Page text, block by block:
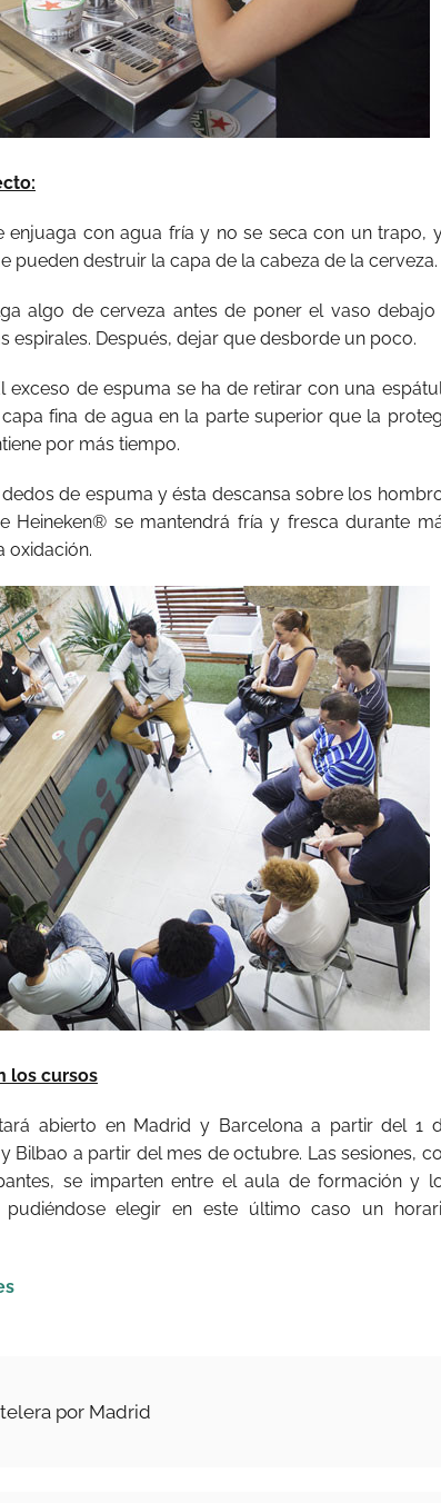
enjuaga con agua fría y no se seca con un trapo,
pueden destruir la capa de la cabeza de la cerveza.
algo de cerveza antes de poner el vaso debajo
espirales. Después, dejar que desborde un poco.
exceso de espuma se ha de retirar con una
fina de agua en la parte superior que la
por más tiempo.
dedos de espuma y ésta descansa sobre los
Heineken® se mantendrá fría y fresca durante
oxidación.
los cursos
abierto en Madrid y Barcelona a partir del 1
Bilbao a partir del mes de octubre. Las sesiones,
se imparten entre el aula de formación y
elegir en este último caso un
por Madrid